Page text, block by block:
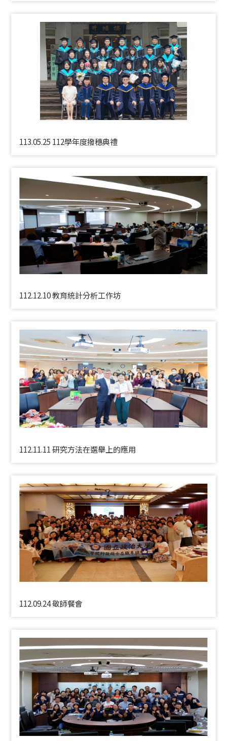
113.05.25 112學年度撥穗典禮
112.12.10 教育統計分析工作坊
112.11.11 研究方法在選舉上的應用
112.09.24 敬師餐會